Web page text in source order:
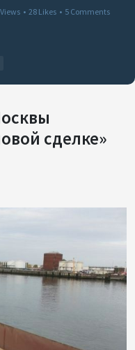
• 28 Likes • 5 Comments
сделке»